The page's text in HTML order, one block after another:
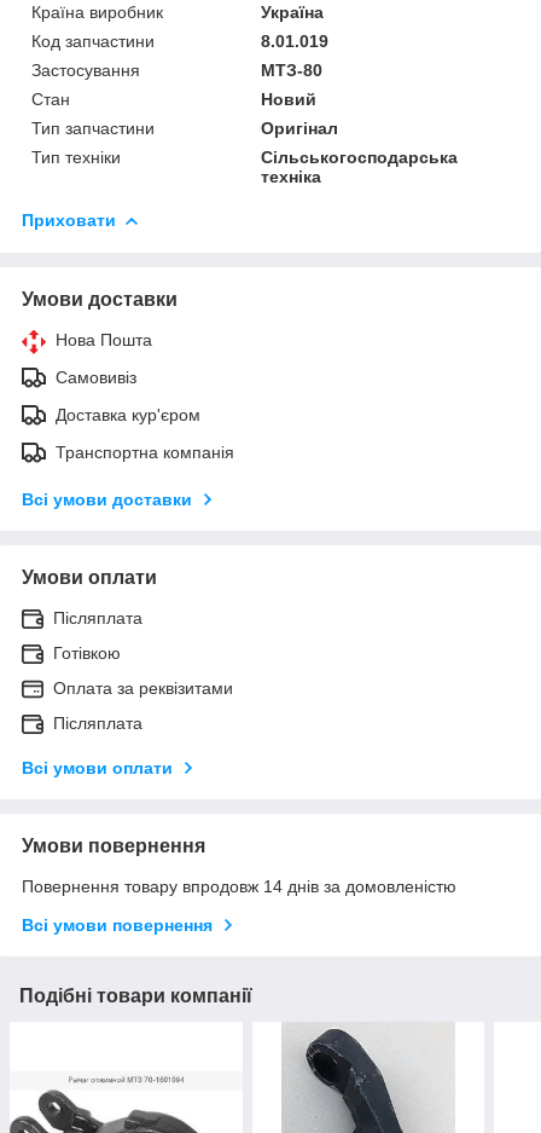
Країна виробник
Україна
Код запчастини
8.01.019
Застосування
МТЗ-80
Стан
Новий
Тип запчастини
Оригінал
Тип техніки
Сільськогосподарська
техніка
Приховати
Умови доставки
Нова Пошта
Самовивіз
Доставка кур'єром
Транспортна компанія
Всі умови доставки
Умови оплати
Післяплата
Готівкою
Оплата за реквізитами
Післяплата
Всі умови оплати
Умови повернення
Повернення товару впродовж 14 днів за домовленістю
Всі умови повернення
Подібні товари компанії